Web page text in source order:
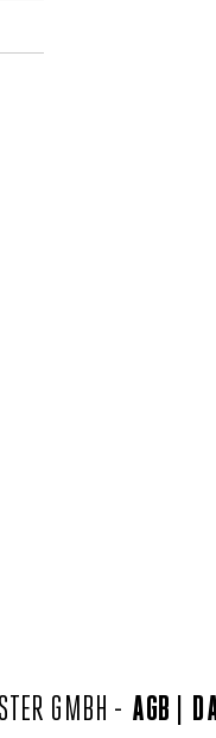
GMBH - AGB